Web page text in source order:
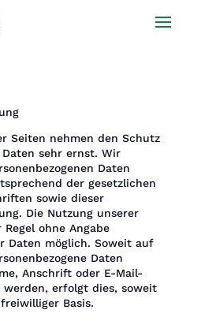
Seiten nehmen den Schutz
sehr ernst. Wir
Daten
der gesetzlichen
sowie dieser
Die Nutzung unserer
ohne Angabe
Daten möglich. Soweit auf
Daten
Anschrift oder E-Mail-
werden, erfolgt dies, soweit
Basis.